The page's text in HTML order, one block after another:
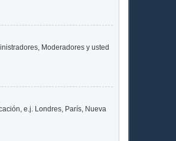
Moderadores y usted
e.j. Londres, París, Nueva